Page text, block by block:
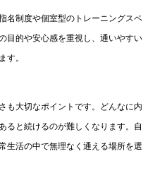
名制度や個室型のトレーニングスペ
目的や安心感を重視し、通いやすい
す。
も大切なポイントです。どんなに内
ると続けるのが難しくなります。自
生活の中で無理なく通える場所を選